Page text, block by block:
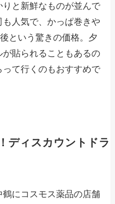
と新鮮なものが並んで
人気で、かっぱ巻きや
という驚きの価格。夕
貼られることもあるの
て行くのもおすすめで
ディスカウントドラ
にコスモス薬品の店舗